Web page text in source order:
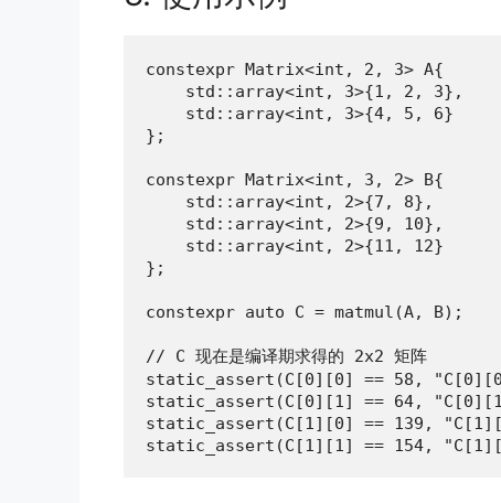
constexpr Matrix<int, 2, 3> A{
    std::array<int, 3>{1, 2, 3},
    std::array<int, 3>{4, 5, 6}
};
constexpr Matrix<int, 3, 2> B{
    std::array<int, 2>{7, 8},
    std::array<int, 2>{9, 10},
    std::array<int, 2>{11, 12}
};
constexpr auto C = matmul(A, B);
// C 现在是编译期求得的 2x2 矩阵
static_assert(C[0][0] == 58,
static_assert(C[0][1] == 64,
static_assert(C[1][0] == 139,
static_assert(C[1][1] == 154,